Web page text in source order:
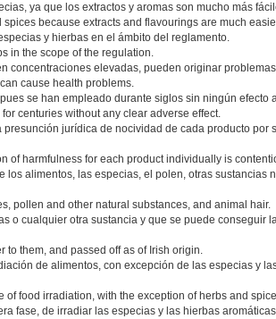
ya que los extractos y aromas son mucho más
because extracts and flavourings are much
y hierbas en el ámbito del reglamento.
in the scope of the regulation.
concentraciones elevadas, pueden originar
cause health problems.
se han empleado durante siglos sin ningún efecto
centuries without any clear adverse effect.
jurídica de nocividad de cada producto por
of harmfulness for each product individually is
alimentos, las especias, el polen, otras sustancias
pollen and other natural substances, and animal hair.
o cualquier otra sustancia y que se puede conseguir
to them, and passed off as of Irish origin.
de alimentos, con excepción de las especias y
food irradiation, with the exception of herbs and
fase, de irradiar las especias y las hierbas